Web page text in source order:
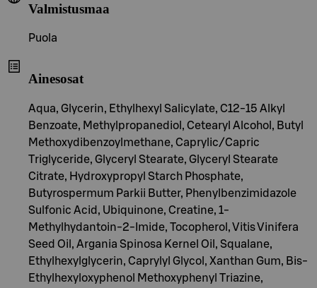
Valmistusmaa
Puola
Ainesosat
Aqua, Glycerin, Ethylhexyl Salicylate, C12-15 Alkyl
Benzoate, Methylpropanediol, Cetearyl Alcohol, Butyl
Methoxydibenzoylmethane, Caprylic/Capric
Triglyceride, Glyceryl Stearate, Glyceryl Stearate
Citrate, Hydroxypropyl Starch Phosphate,
Butyrospermum Parkii Butter, Phenylbenzimidazole
Sulfonic Acid, Ubiquinone, Creatine, 1-
Methylhydantoin-2-Imide, Tocopherol, Vitis Vinifera
Seed Oil, Argania Spinosa Kernel Oil, Squalane,
Ethylhexylglycerin, Caprylyl Glycol, Xanthan Gum, Bis-
Ethylhexyloxyphenol Methoxyphenyl Triazine,